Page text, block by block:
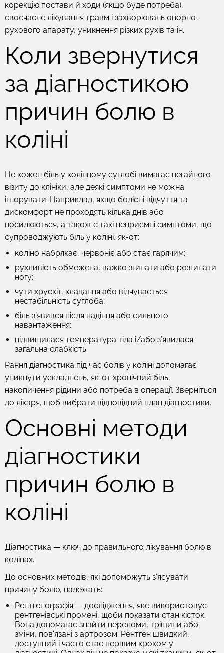
корекцію постави й ходи (якщо буде потреба),
своєчасне лікування травм і захворювань опорно-
рухового апарату, уникнення різких рухів та ін.
Коли звернутися
за діагностикою
причин болю в
коліні
Не кожен біль у колінному суглобі вимагає негайного
візиту до клініки, але деякі симптоми не можна
ігнорувати. Наприклад, якщо болісні відчуття та
дискомфорт не проходять кілька днів або
посилюються, а також є такі неприємні симптоми, що
супроводжують біль у коліні, як-от:
коліно набрякає, червоніє або стає гарячим;
рухливість обмежена, важко згинати або розгинати
ногу;
чути хрускіт, клацання або відчувається
нестабільність суглоба;
біль з’явився після падіння або сильного
навантаження;
підвищилася температура тіла і/або з’явилася
загальна слабкість.
Рання діагностика під час болів у коліні допомагає
уникнути ускладнень, як-от хронічний біль,
накопичення рідини або потреба в операції. Зверніться
до лікаря, щоб вибрати відповідний план діагностики.
Основні методи
діагностики
причин болю в
коліні
Діагностика — ключ до правильного лікування болю в
колінах.
До основних методів, які допоможуть з’ясувати
причину болю, належать:
Рентгенографія — дослідження, яке використовує
рентгенівські промені, щоби показати стан кісток.
Вона допомагає знайти переломи, тріщини або
зміни, пов’язані з артрозом. Рентген швидкий,
доступний і часто стає першим кроком у